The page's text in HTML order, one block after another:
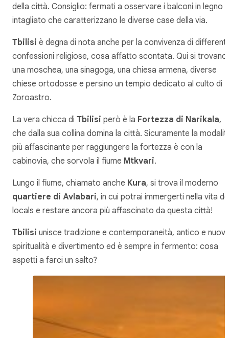
della città. Consiglio: fermati a osservare i balconi in legno
intagliato che caratterizzano le diverse case della via.
Tbilisi è degna di nota anche per la convivenza di differenti
confessioni religiose, cosa affatto scontata. Qui si trovano
una moschea, una sinagoga, una chiesa armena, diverse
chiese ortodosse e persino un tempio dedicato al culto di
Zoroastro.
La vera chicca di Tbilisi però è la Fortezza di Narikala,
che dalla sua collina domina la città. Sicuramente la
più affascinante per raggiungere la fortezza è con la
cabinovia, che sorvola il fiume Mtkvari.
Lungo il fiume, chiamato anche Kura, si trova il moderno
quartiere di Avlabari, in cui potrai immergerti nella vita
locals e restare ancora più affascinato da questa città!
Tbilisi unisce tradizione e contemporaneità, antico e
spiritualità e divertimento ed è sempre in fermento: cosa
aspetti a farci un salto?